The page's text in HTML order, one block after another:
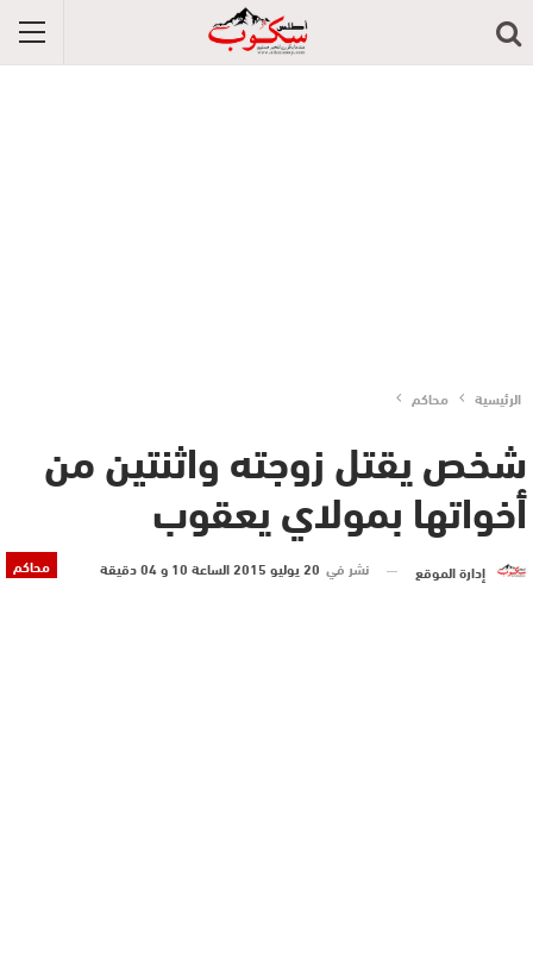
الرئيسية محاكم
شخص يقتل زوجته واثنتين من
أخواتها بمولاي يعقوب
محاكم إدارة الموقع نشر في 20 يوليو 2015 الساعة 10 و 04 دقيقة